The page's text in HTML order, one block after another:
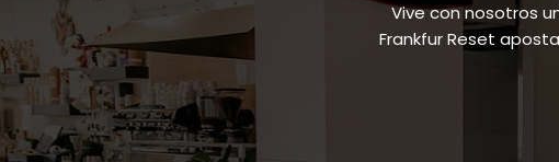
Vive con nosotros
Frankfur Reset